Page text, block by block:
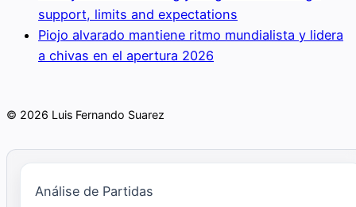
support, limits and expectations
Piojo alvarado mantiene ritmo mundialista y lidera
a chivas en el apertura 2026
© 2026 Luis Fernando Suarez
Análise de Partidas